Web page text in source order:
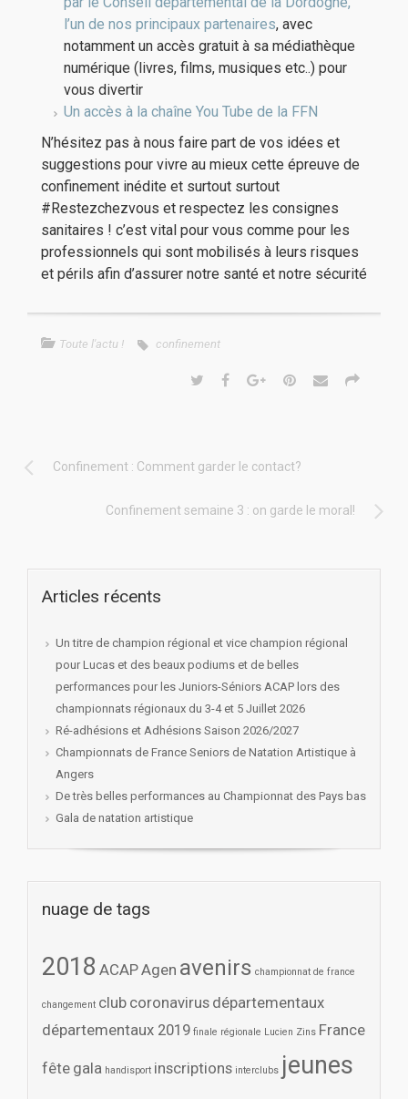
l’un de nos principaux partenaires, avec
notamment un accès gratuit à sa médiathèque
numérique (livres, films, musiques etc..) pour
vous divertir
Un accès à la chaîne You Tube de la FFN
N’hésitez pas à nous faire part de vos idées et
suggestions pour vivre au mieux cette épreuve de
confinement inédite et surtout surtout
#Restezchezvous et respectez les consignes
sanitaires ! c’est vital pour vous comme pour les
professionnels qui sont mobilisés à leurs risques
et périls afin d’assurer notre santé et notre sécurité
Toute l'actu ! confinement
Confinement : Comment garder le contact?
Confinement semaine 3 : on garde le moral!
Articles récents
Un titre de champion régional et vice champion régional
pour Lucas et des beaux podiums et de belles
performances pour les Juniors-Séniors ACAP lors des
championnats régionaux du 3-4 et 5 Juillet 2026
Ré-adhésions et Adhésions Saison 2026/2027
Championnats de France Seniors de Natation Artistique à
Angers
De très belles performances au Championnat des Pays bas
Gala de natation artistique
nuage de tags
2018 ACAPAgen avenirs championnat de france
changement club coronavirus départementaux
départementaux 2019 finale régionale Lucien Zins France
fête gala handisport inscriptions interclubs jeunes